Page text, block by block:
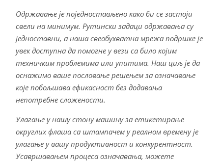
Одржавање је поједностављено како би се застоји
свели на минимум. Рутински задаци одржавања су
једноставни, а наша свеобухватна мрежа подршке је
увек доступна да помогне у вези са било којим
техничким проблемима или упитима. Наш циљ је да
оснажимо ваше пословање решењем за означавање
које побољшава ефикасност без додавања
непотребне сложености.
Улагање у нашу стону машину за етикетирање
округлих флаша са штампачем у реалном времену је
улагање у вашу продуктивност и конкурентност.
Усавршавањем процеса означавања, можете